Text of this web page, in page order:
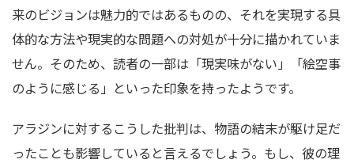
来のビジョンは魅力的ではあるものの、それを実現する具
体的な方法や現実的な問題への対処が十分に描かれていま
せん。そのため、読者の一部は「現実味がない」「絵空事
のように感じる」といった印象を持ったようです。
アラジンに対するこうした批判は、物語の結末が駆け足だ
ったことも影響していると言えるでしょう。もし、彼の理